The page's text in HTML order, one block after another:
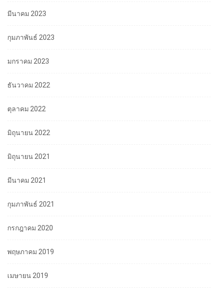
มีนาคม 2023
กุมภาพันธ์ 2023
มกราคม 2023
ธันวาคม 2022
ตุลาคม 2022
มิถุนายน 2022
มิถุนายน 2021
มีนาคม 2021
กุมภาพันธ์ 2021
กรกฎาคม 2020
พฤษภาคม 2019
เมษายน 2019